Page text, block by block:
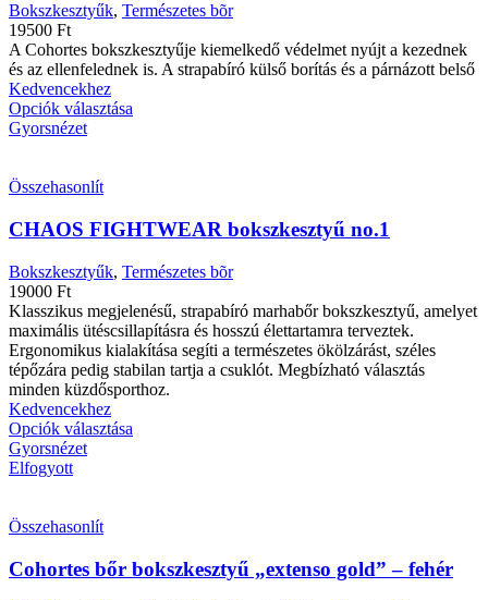
Bokszkesztyűk, Természetes bõr
19500 Ft
A Cohortes bokszkesztyűje kiemelkedő védelmet nyújt a kezednek
és az ellenfelednek is. A strapabíró külső borítás és a párnázott belső
Kedvencekhez
Opciók választása
Gyorsnézet
Összehasonlít
CHAOS FIGHTWEAR bokszkesztyű no.1
Bokszkesztyűk, Természetes bõr
19000 Ft
Klasszikus megjelenésű, strapabíró marhabőr bokszkesztyű, amelyet
maximális ütéscsillapításra és hosszú élettartamra terveztek.
Ergonomikus kialakítása segíti a természetes ökölzárást, széles
tépőzára pedig stabilan tartja a csuklót. Megbízható választás
minden küzdősporthoz.
Kedvencekhez
Opciók választása
Gyorsnézet
Elfogyott
Összehasonlít
Cohortes bőr bokszkesztyű „extenso gold” – fehér